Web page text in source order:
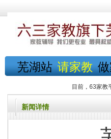
芜湖站 请家教
目前，63家教
新闻详情